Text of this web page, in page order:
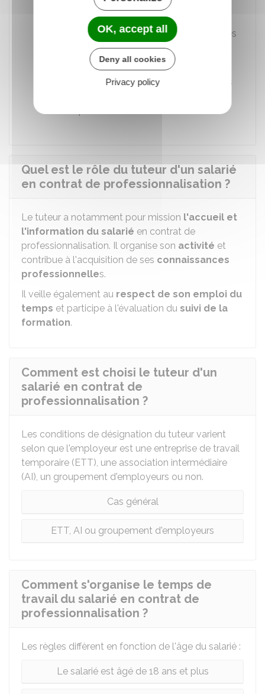
universitaires
Bénéfice de réductions pour des activités
de loisirs et sportives (sport, cinéma,
théâtre, etc.)
Bénéfice de tarifs réduits et préférentiels
Quel est le rôle du tuteur d'un salarié
en contrat de professionnalisation ?
Le tuteur a notamment pour mission l'accueil et
l'information du salarié en contrat de
professionnalisation. Il organise son activité et
contribue à l'acquisition de ses connaissances
professionnelles.
Il veille également au respect de son emploi du
temps et participe à l'évaluation du suivi de la
formation.
Comment est choisi le tuteur d'un
salarié en contrat de
professionnalisation ?
Les conditions de désignation du tuteur varient
selon que l'employeur est une entreprise de travail
temporaire (ETT), une association intermédiaire
(AI), un groupement d'employeurs ou non.
Cas général
ETT, AI ou groupement d'employeurs
Comment s'organise le temps de
travail du salarié en contrat de
professionnalisation ?
Les règles diffèrent en fonction de l'âge du salarié :
Le salarié est âgé de 18 ans et plus
OK, accept all
Deny all cookies
Privacy policy